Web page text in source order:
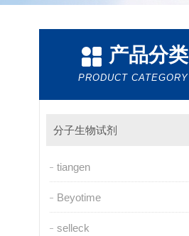
产品分类
PRODUCT CATEGORY
分子生物试剂
tiangen
Beyotime
selleck